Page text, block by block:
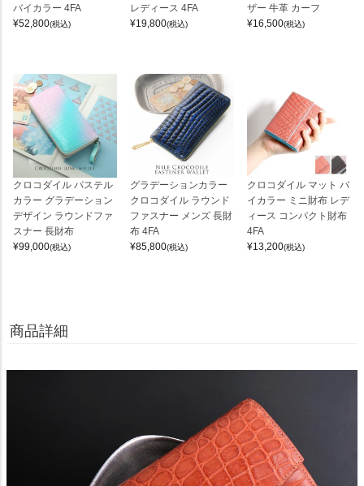
バイカラー 4FA
¥52,800(税込)
レディース 4FA
¥19,800(税込)
ザー 牛革 カーフ
¥16,500(税込)
クロコダイル パステル
カラー グラデーション
デザイン ラウンドファ
スナー 長財布
¥99,000(税込)
グラデーションカラー
クロコダイル ラウンド
ファスナー メンズ 長財
布 4FA
¥85,800(税込)
クロコダイル マット バ
イカラー ミニ財布 レデ
ィース コンパクト財布
4FA
¥13,200(税込)
商品詳細